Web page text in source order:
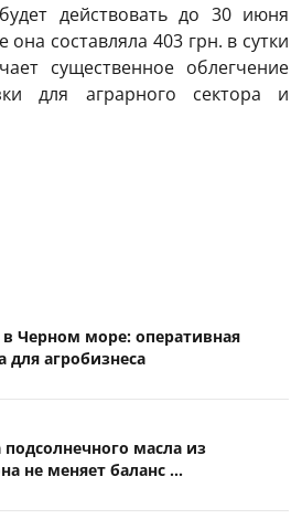
действовать до 30 июня
составляла 403 грн. в сутки
существенное облегчение
для аграрного сектора и
Черном море: оперативная
для агробизнеса
масла из
не меняет баланс ...